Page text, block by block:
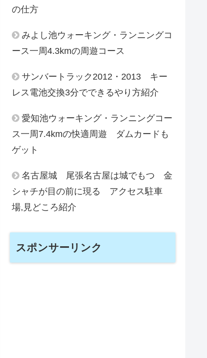
の仕方
みよし池ウォーキング・ランニングコ
ース一周4.3kmの周遊コース
サンバートラック2012・2013 キー
レス電池交換3分でできるやり方紹介
愛知池ウォーキング・ランニングコー
ス一周7.4kmの快適周遊 ダムカードも
ゲット
名古屋城 尾張名古屋は城でもつ 金
シャチが目の前に現る アクセス駐車
場,見どころ紹介
スポンサーリンク